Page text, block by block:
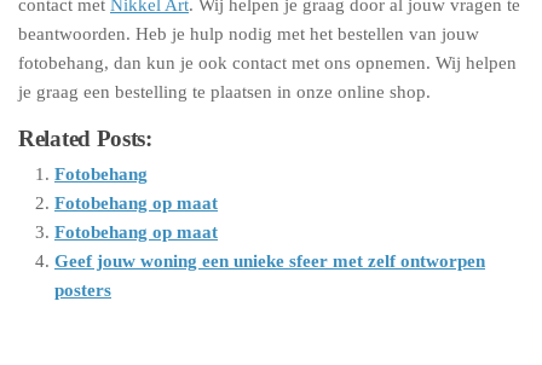
contact met Nikkel Art. Wij helpen je graag door al jouw vragen te
beantwoorden. Heb je hulp nodig met het bestellen van jouw
fotobehang, dan kun je ook contact met ons opnemen. Wij helpen
je graag een bestelling te plaatsen in onze online shop.
Related Posts:
Fotobehang
Fotobehang op maat
Fotobehang op maat
Geef jouw woning een unieke sfeer met zelf ontworpen
posters